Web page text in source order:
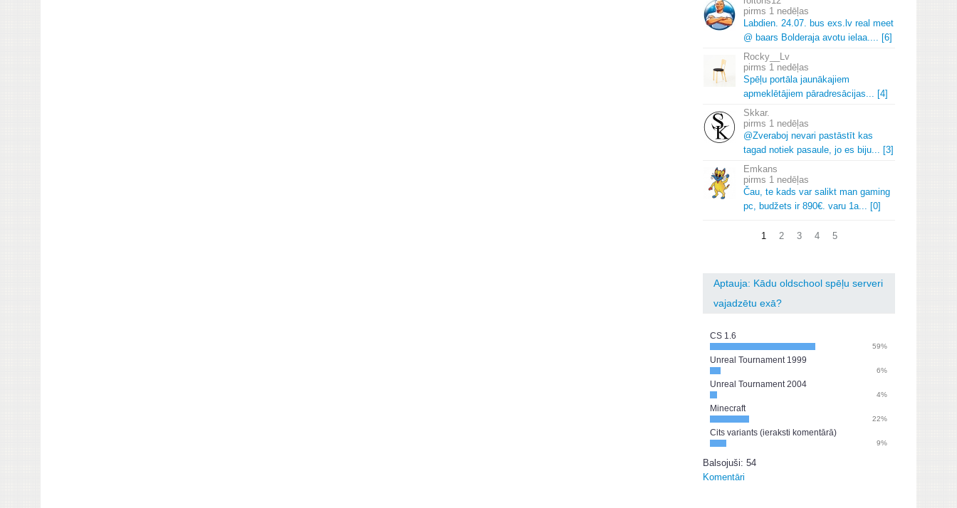
1 nedēļas
Labdien. 24.07. bus exs. lv real meet
@ baars Bolderaja avotu ielaa.... [6]
Rocky__Lv
1 nedēļas
Spēļu portāla jaunākajiem
apmeklētājiem pāradresācijas... [4]
Skkar.
1 nedēļas
@Zveraboj nevari pastāstīt kas
tagad notiek pasaule, jo es biju... [3]
Emkans
1 nedēļas
Čau, te kads var salikt man gaming
pc, budžets ir 890€. varu 1a... [0]
1 2 3 4 5
Aptauja: Kādu oldschool spēļu serveri
vajadzētu exā?
CS 1.6
59%
Unreal Tournament 1999
6%
Unreal Tournament 2004
4%
Minecraft
22%
Cits variants (ieraksti komentārā)
9%
Balsojuši: 54
Komentāri